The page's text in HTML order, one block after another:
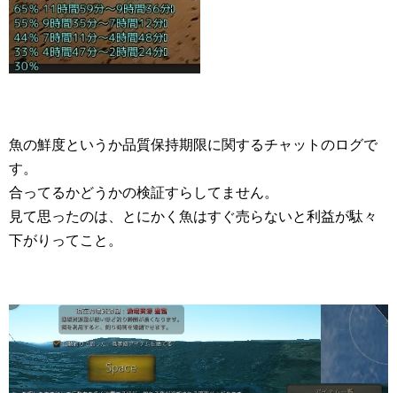
魚の鮮度というか品質保持期限に関するチャットのログで
す。
合ってるかどうかの検証すらしてません。
見て思ったのは、とにかく魚はすぐ売らないと利益が駄々
下がりってこと。